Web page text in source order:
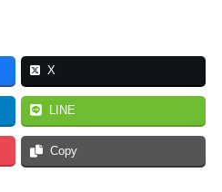
X
LINE
Copy